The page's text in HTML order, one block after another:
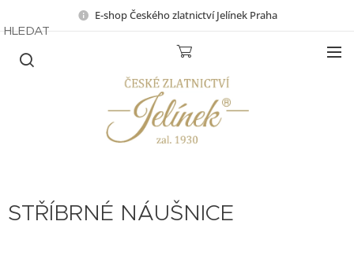
E-shop Českého zlatnictví Jelínek Praha
HLEDAT
STŘÍBRNÉ NÁUŠNICE